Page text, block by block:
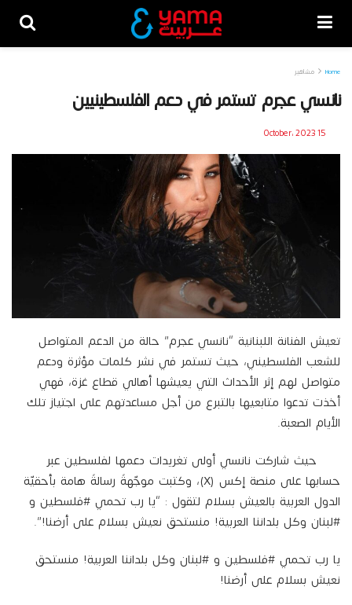
Home مشاهير
نانسي عجرم تستمر في دعم الفلسطينيين
15 October، 2023
تعيش الفنانة اللبنانية “نانسي عجرم” حالة من الدعم المتواصل
للشعب الفلسطيني، حيث تستمر في نشر كلمات مؤثرة ودعم
متواصل لهم إثر الأحداث التي يعيشها أهالي قطاع غزة، فهي
أخذت تدعوا متابعيها بالتبرع من أجل مساعدتهم على اجتياز تلك
الأيام الصعبة.
حيث شاركت نانسي أولى تغريدات دعمها لفلسطين عبر
حسابها على منصة إكس (X)، وكتبت موجّهةً رسالةً هامة بأحقيّة
الدول العربية بالعيش بسلام لتقول : “يا رب تحمي #فلسطين و
#لبنان وكل بلداننا العربية! منستحق نعيش بسلام على أرضنا!”.
يا رب تحمي #فلسطين و #لبنان وكل بلداننا العربية! منستحق
نعيش بسلام على أرضنا!